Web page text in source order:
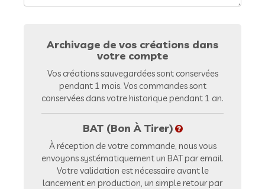
Archivage de vos créations dans
votre compte
Vos créations sauvegardées sont conservées
pendant 1 mois. Vos commandes sont
conservées dans votre historique pendant 1 an.
BAT (Bon À Tirer)
À réception de votre commande, nous vous
envoyons systématiquement un BAT par email.
Votre validation est nécessaire avant le
lancement en production, un simple retour par